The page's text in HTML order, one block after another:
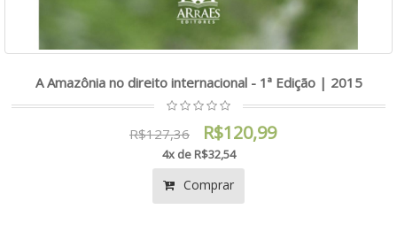
A Amazônia no direito internacional - 1ª Edição | 2015
R$127,36 R$120,99
4x de R$32,54
Comprar